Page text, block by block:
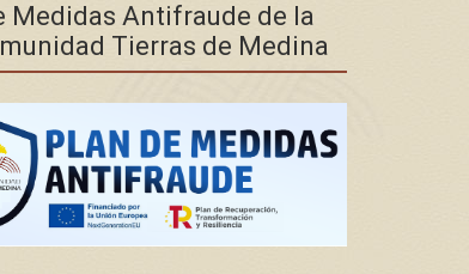
Medidas Antifraude de la
Tierras de Medina